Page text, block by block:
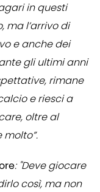
in questi
ma l’arrivo di
e anche dei
gli ultimi anni
rimane
e riesci a
oltre al
: "Deve giocare
così, ma non